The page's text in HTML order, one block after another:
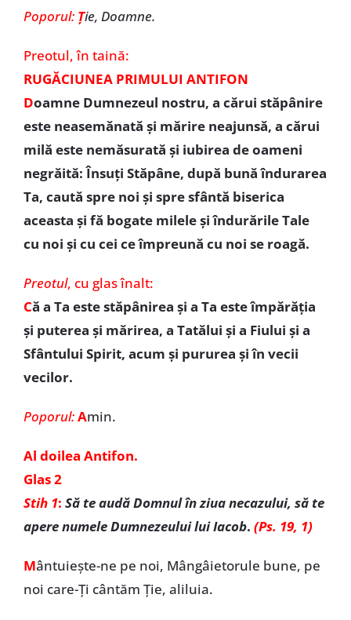
Poporul: Ţie, Doamne.
Preotul, în taină:
RUGĂCIUNEA PRIMULUI ANTIFON
Doamne Dumnezeul nostru, a cărui stăpânire
este neasemănată şi mărire neajunsă, a cărui
milă este nemăsurată şi iubirea de oameni
negrăită: Însuţi Stăpâne, după bună îndurarea
Ta, caută spre noi şi spre sfântă biserica
aceasta şi fă bogate milele şi îndurările Tale
cu noi şi cu cei ce împreună cu noi se roagă.
Preotul, cu glas înalt:
Că a Ta este stăpânirea şi a Ta este împărăţia
şi puterea şi mărirea, a Tatălui şi a Fiului şi a
Sfântului Spirit, acum şi pururea şi în vecii
vecilor.
Poporul:Amin.
Al doilea Antifon.
Glas 2
Stih 1: Să te audă Domnul în ziua necazului, să te
apere numele Dumnezeului lui Iacob. (Ps. 19, 1)
Mântuiește-ne pe noi, Mângâietorule bune, pe
noi care-Ți cântăm Ție, aliluia.